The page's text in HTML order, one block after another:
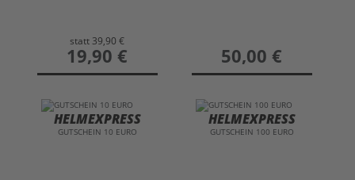
statt 39,90 €
preis
19,90 € preis
50,00 €
HELMEXPRESS
GUTSCHEIN 10 EURO
HELMEXPRESS
GUTSCHEIN 100 EURO